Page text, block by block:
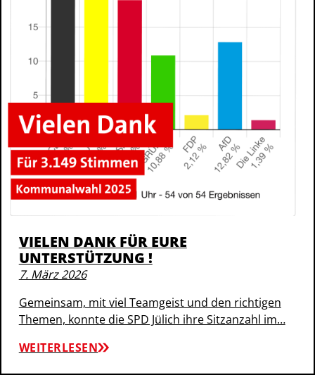
VIELEN DANK FÜR EURE
UNTERSTÜTZUNG !
7. März 2026
Gemeinsam, mit viel Teamgeist und den richtigen
Themen, konnte die SPD Jülich ihre Sitzanzahl im…
WEITERLESEN